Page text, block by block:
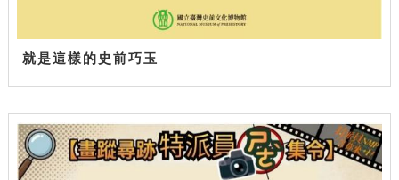
就是這樣的史前巧玉